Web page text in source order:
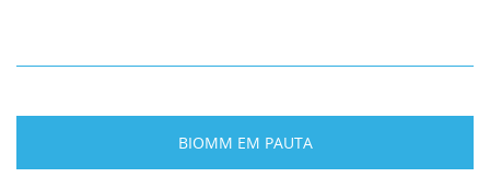
BIOMM EM PAUTA